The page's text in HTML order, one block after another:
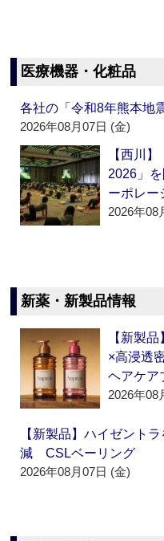
医療機器・化粧品
各社の「令和8年熊本地
2026年08月07日 (金)
【西川
2026」
ーポレ
2026年08
新薬・新製品情報
【新製
×高浸透
ヘアケ
2026年08
【新製品】ハイゼント
減 CSLベーリング
2026年08月07日 (金)